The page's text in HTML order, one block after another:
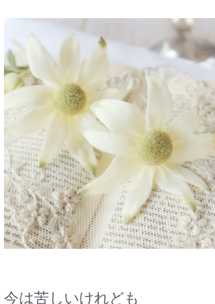
今は苦しいけれども